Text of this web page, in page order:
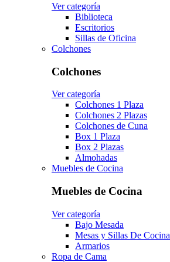
Ver categoría
Biblioteca
Escritorios
Sillas de Oficina
Colchones
Colchones
Ver categoría
Colchones 1 Plaza
Colchones 2 Plazas
Colchones de Cuna
Box 1 Plaza
Box 2 Plazas
Almohadas
Muebles de Cocina
Muebles de Cocina
Ver categoría
Bajo Mesada
Mesas y Sillas De Cocina
Armarios
Ropa de Cama